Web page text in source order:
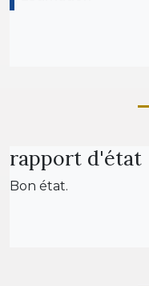
rapport d'état
Bon état.